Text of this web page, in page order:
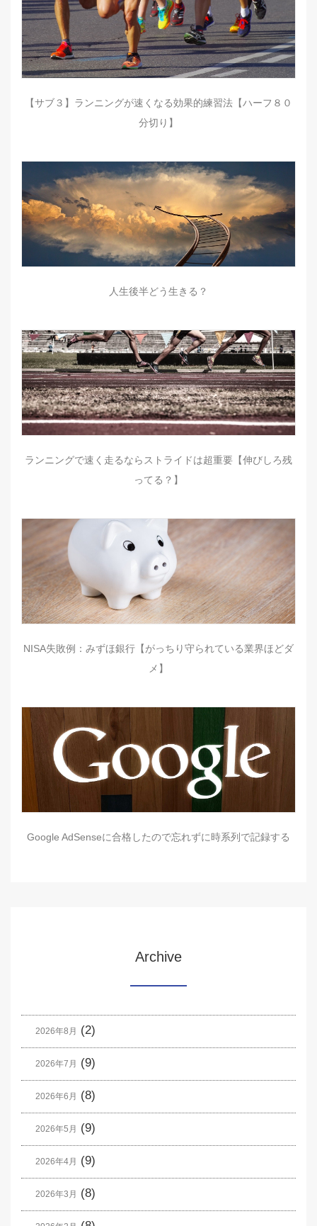
【サブ３】ランニングが速くなる効果的練習法【ハーフ８０
分切り】
人生後半どう生きる？
ランニングで速く走るならストライドは超重要【伸びしろ残
ってる？】
NISA失敗例：みずほ銀行【がっちり守られている業界ほどダ
メ】
Google AdSenseに合格したので忘れずに時系列で記録する
Archive
2026年8月 (2)
2026年7月 (9)
2026年6月 (8)
2026年5月 (9)
2026年4月 (9)
2026年3月 (8)